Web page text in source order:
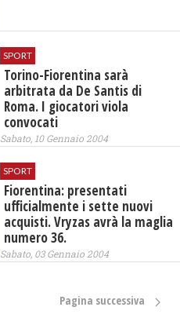
SPORT
Torino-Fiorentina sarà
arbitrata da De Santis di
Roma. I giocatori viola
convocati
Sabato, 10 Gennaio 2004
SPORT
Fiorentina: presentati
ufficialmente i sette nuovi
acquisti. Vryzas avrà la maglia
numero 36.
Sabato, 03 Gennaio 2004
Pagina successiva